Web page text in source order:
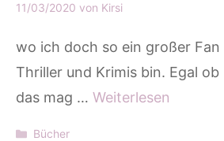
11/03/2020 von Kirsi
wo ich doch so ein großer Fan
Thriller und Krimis bin. Egal
das mag … Weiterlesen
Kategorien
Bücher